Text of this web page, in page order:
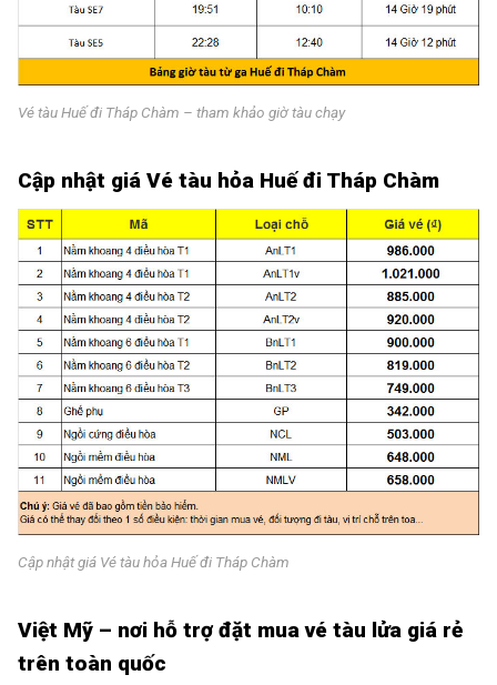
Vé tàu Huế đi Tháp Chàm – tham khảo giờ tàu chạy
Cập nhật giá Vé tàu hỏa Huế đi Tháp Chàm
Cập nhật giá Vé tàu hỏa Huế đi Tháp Chàm
Việt Mỹ – nơi hỗ trợ đặt mua vé tàu lửa giá rẻ
trên toàn quốc